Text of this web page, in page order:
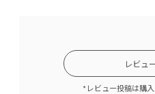
レビュ
*レビュー投稿は購